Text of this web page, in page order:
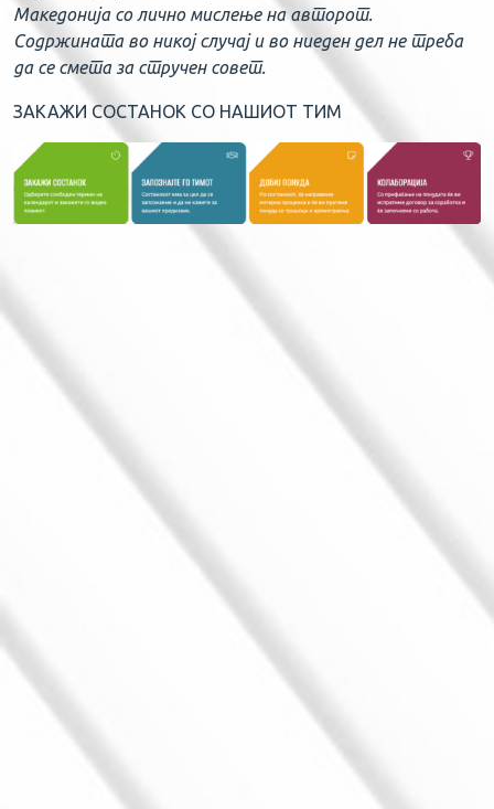
Македонија со лично мислење на авторот.
Содржината во никој случај и во ниеден дел не треба
да се смета за стручен совет.
ЗАКАЖИ СОСТАНОК СО НАШИОТ ТИМ